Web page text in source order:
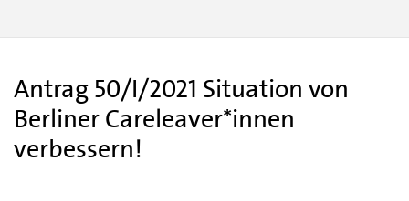
Antrag 50/I/2021 Situation von
Berliner Careleaver*innen
verbessern!